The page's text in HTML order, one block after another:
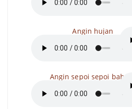
Angin hujan
Angin sepoi sepoi bahasa